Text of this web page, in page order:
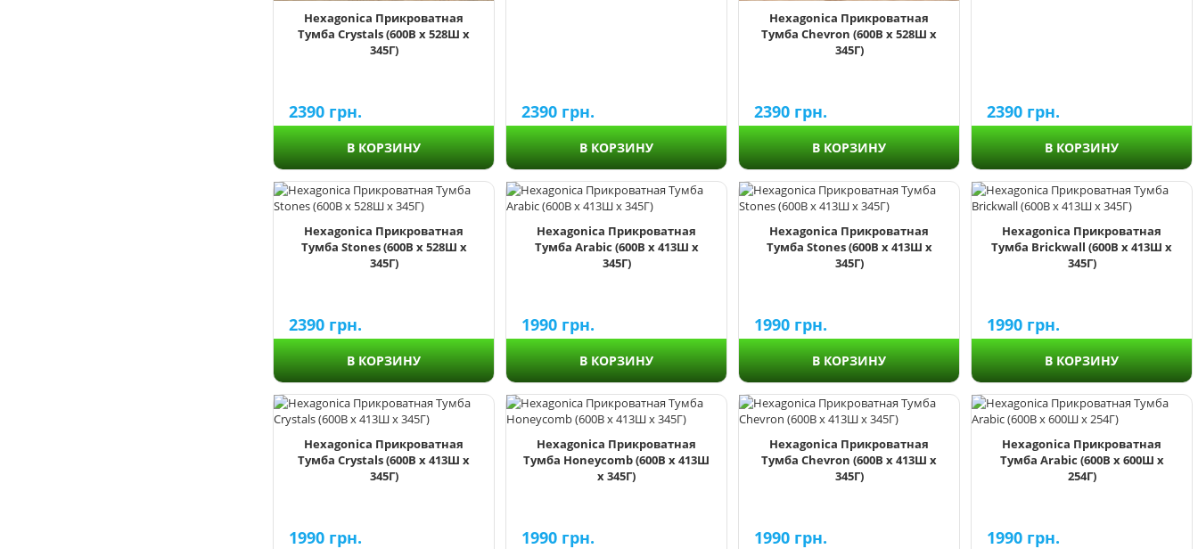
Hexagonica Прикроватная
Тумба Crystals (600В х 528Ш х
345Г)
2390 грн.
В КОРЗИНУ
2390 грн.
В КОРЗИНУ
Hexagonica Прикроватная
Тумба Chevron (600В х 528Ш х
345Г)
2390 грн.
В КОРЗИНУ
2390 грн.
В КОРЗИНУ
Hexagonica Прикроватная
Тумба Stones (600В х 528Ш х
345Г)
2390 грн.
В КОРЗИНУ
Hexagonica Прикроватная
Тумба Arabic (600В х 413Ш х
345Г)
1990 грн.
В КОРЗИНУ
Hexagonica Прикроватная
Тумба Stones (600В х 413Ш х
345Г)
1990 грн.
В КОРЗИНУ
Hexagonica Прикроватная
Тумба Brickwall (600В х 413Ш х
345Г)
1990 грн.
В КОРЗИНУ
Hexagonica Прикроватная
Тумба Crystals (600В х 413Ш х
345Г)
1990 грн.
Hexagonica Прикроватная
Тумба Honeycomb (600В х 413Ш
х 345Г)
1990 грн.
Hexagonica Прикроватная
Тумба Chevron (600В х 413Ш х
345Г)
1990 грн.
Hexagonica Прикроватная
Тумба Arabic (600В х 600Ш х
254Г)
1990 грн.